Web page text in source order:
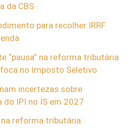
da CBS
para recolher IRRF
“pausa” na reforma tributária
no Imposto Seletivo
incertezas sobre
do IPI no IS em 2027
reforma tributária